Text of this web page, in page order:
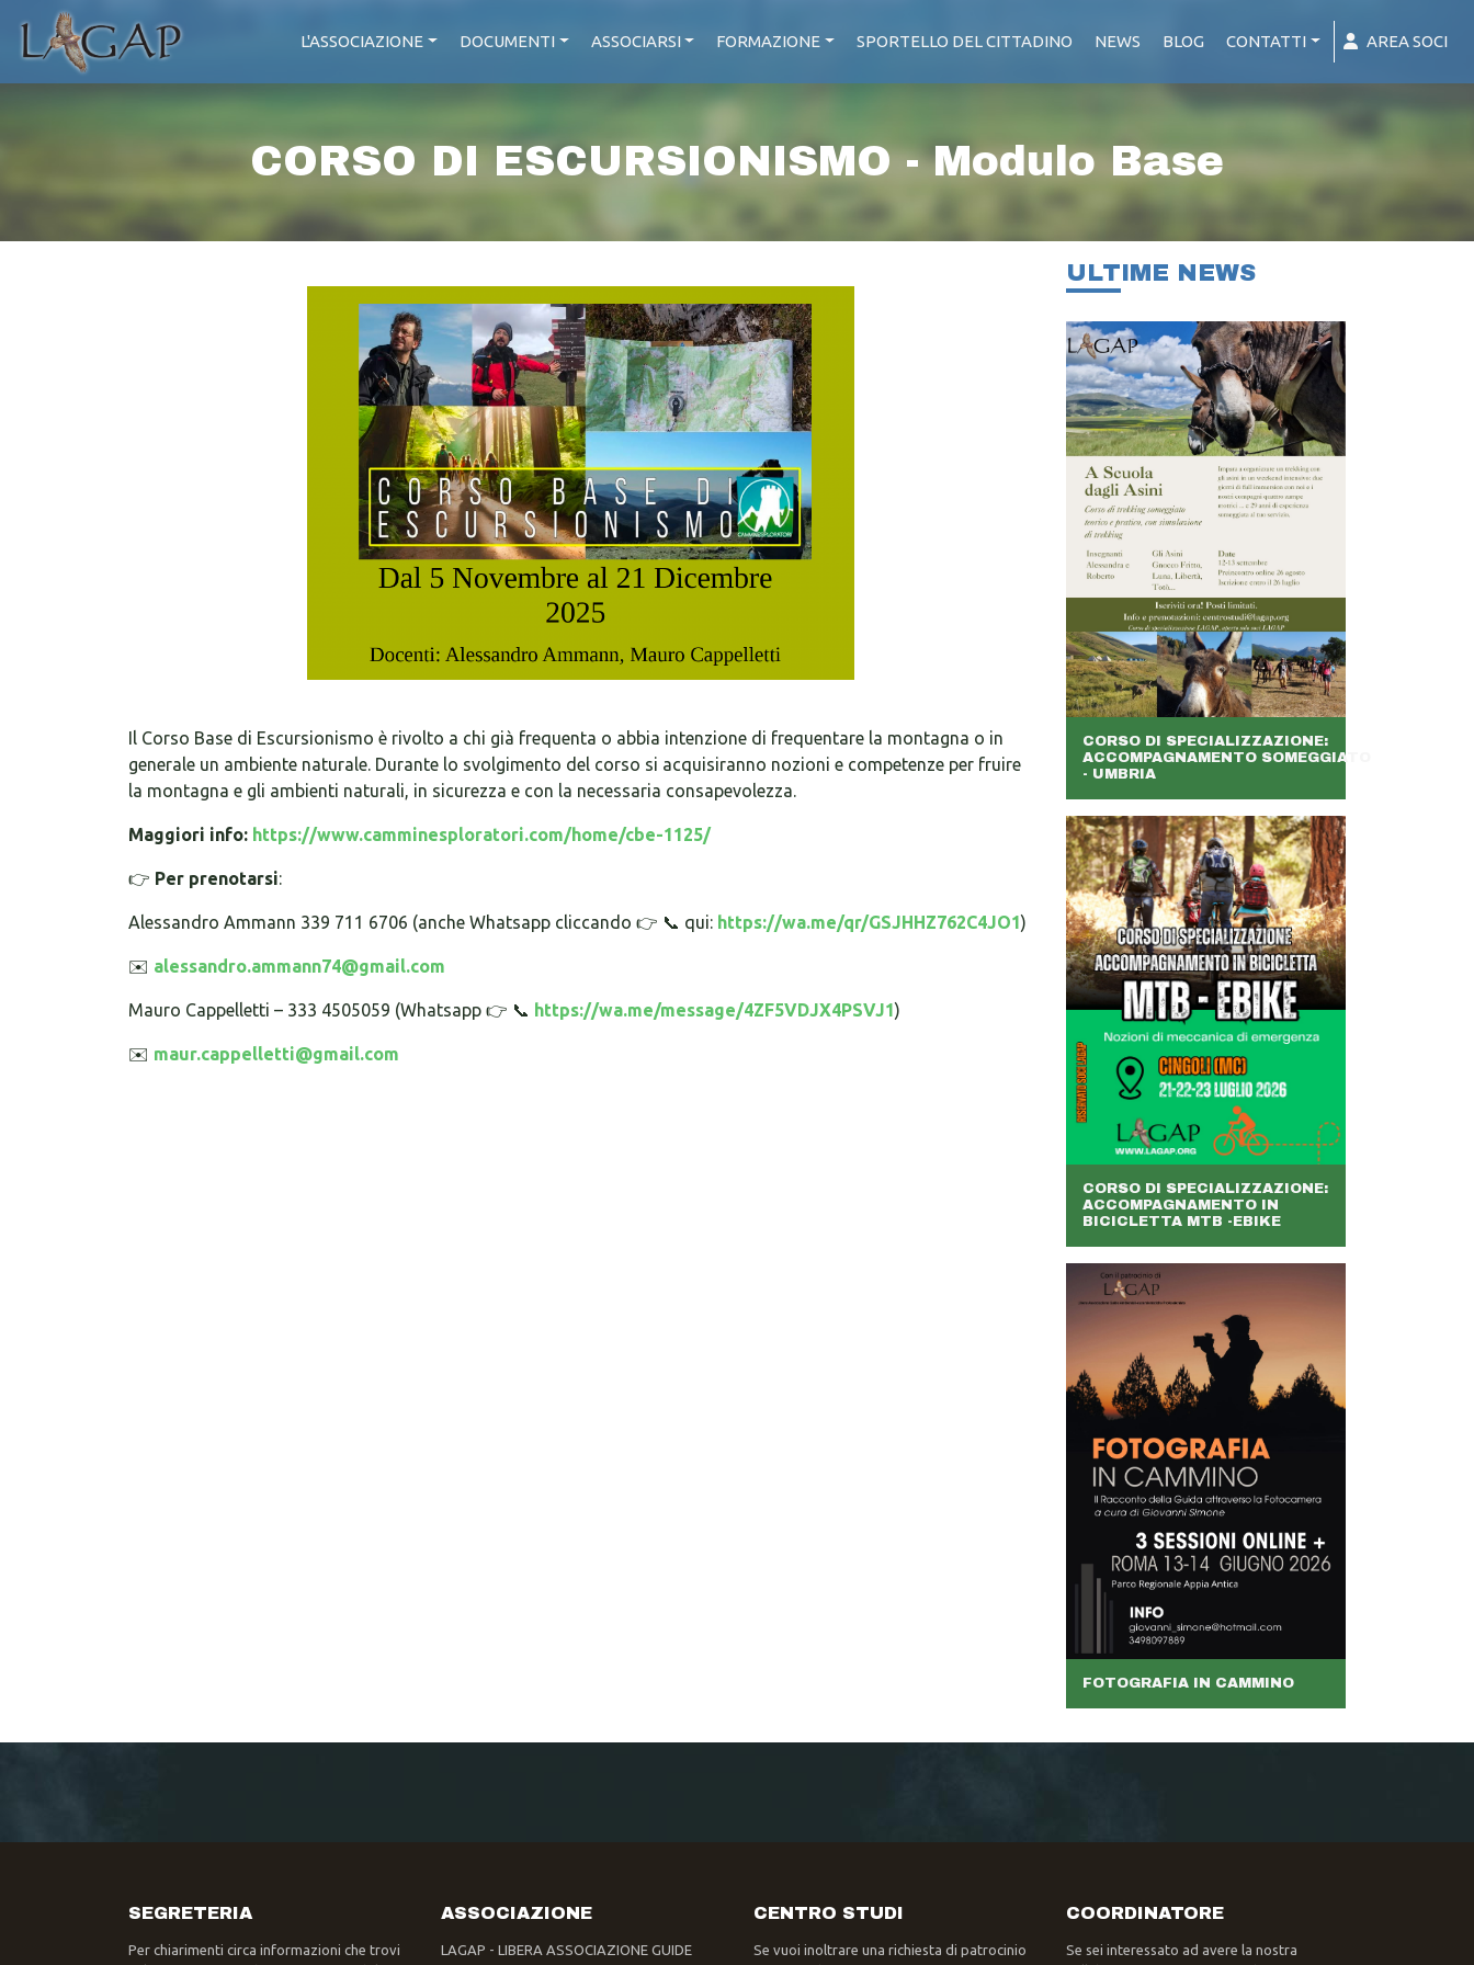
L'ASSOCIAZIONE DOCUMENTI ASSOCIARSI FORMAZIONE SPORTELLO DEL CITTADINO NEWS BLOG CONTATTI AREA SOCI
CORSO DI ESCURSIONISMO - Modulo Base
Il Corso Base di Escursionismo è rivolto a chi già frequenta o abbia intenzione di frequentare la montagna o in
generale un ambiente naturale. Durante lo svolgimento del corso si acquisiranno nozioni e competenze per fruire
la montagna e gli ambienti naturali, in sicurezza e con la necessaria consapevolezza.
Maggiori info: https://www.camminesploratori.com/home/cbe-1125/
👉 Per prenotarsi:
Alessandro Ammann 339 711 6706 (anche Whatsapp cliccando 👉 📞️ qui: https://wa.me/qr/GSJHHZ762C4JO1)
✉️ alessandro.ammann74@gmail.com
Mauro Cappelletti – 333 4505059 (Whatsapp 👉 📞️ https://wa.me/message/4ZF5VDJX4PSVJ1)
✉️ maur.cappelletti@gmail.com
ULTIME NEWS
CORSO DI SPECIALIZZAZIONE:
ACCOMPAGNAMENTO SOMEGGIATO
- UMBRIA
CORSO DI SPECIALIZZAZIONE:
ACCOMPAGNAMENTO IN
BICICLETTA MTB -EBIKE
FOTOGRAFIA IN CAMMINO
SEGRETERIA
Per chiarimenti circa informazioni che trovi
ASSOCIAZIONE
LAGAP - LIBERA ASSOCIAZIONE GUIDE
CENTRO STUDI
Se vuoi inoltrare una richiesta di patrocinio
COORDINATORE
Se sei interessato ad avere la nostra